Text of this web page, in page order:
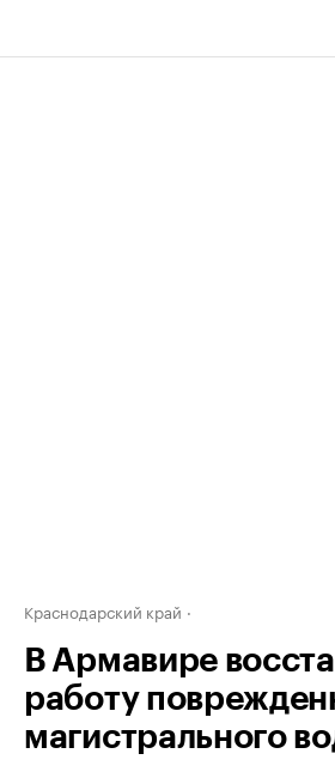
Краснодарский край
В Армавире
работу
магистрального